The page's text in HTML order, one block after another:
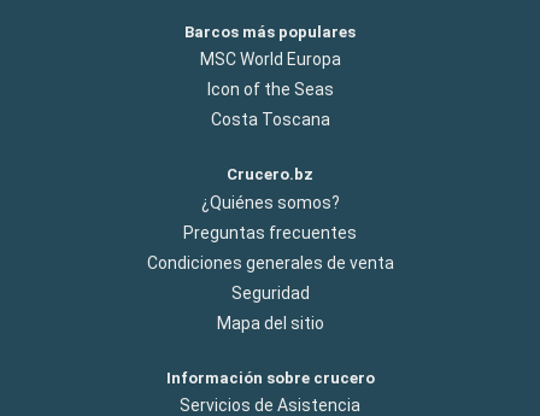
Barcos más populares
MSC World Europa
Icon of the Seas
Costa Toscana
Crucero.bz
¿Quiénes somos?
Preguntas frecuentes
Condiciones generales de venta
Seguridad
Mapa del sitio
Información sobre crucero
Servicios de Asistencia